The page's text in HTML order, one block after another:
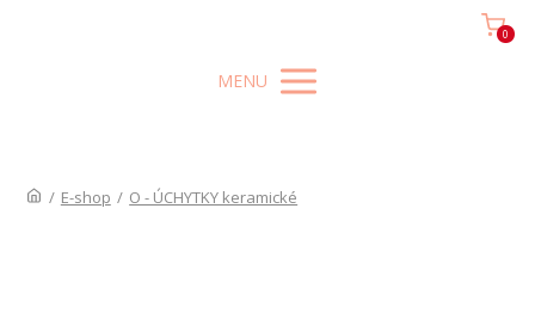
0
MENU
/ E-shop / O - ÚCHYTKY keramické